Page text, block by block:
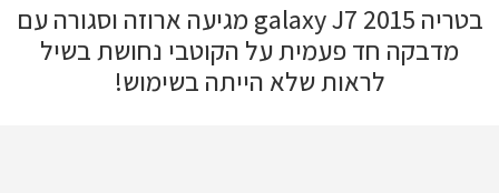
בטריה galaxy J7 2015 מגיעה ארוזה וסגורה עם
מדבקה חד פעמית על הקוטבי נחושת בשיל
לראות שלא הייתה בשימוש!